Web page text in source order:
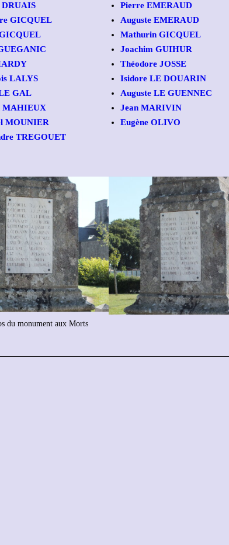
DRUAIS
GICQUEL
LALYS
GAL
MAHIEUX
MOUNIER
TREGOUET
Pierre EMERAUD
Auguste EMERAUD
Mathurin GICQUEL
Joachim GUIHUR
Théodore JOSSE
Isidore LE DOUARIN
Auguste LE GUENNEC
Jean MARIVIN
Eugène OLIVO
du monument aux Morts